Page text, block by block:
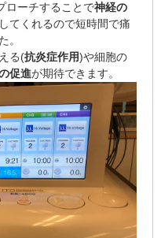
ローチすることで神経の
てくれるので短時間で痛
。
る(抗炎症作用)や細胞の
促進が期待できます。